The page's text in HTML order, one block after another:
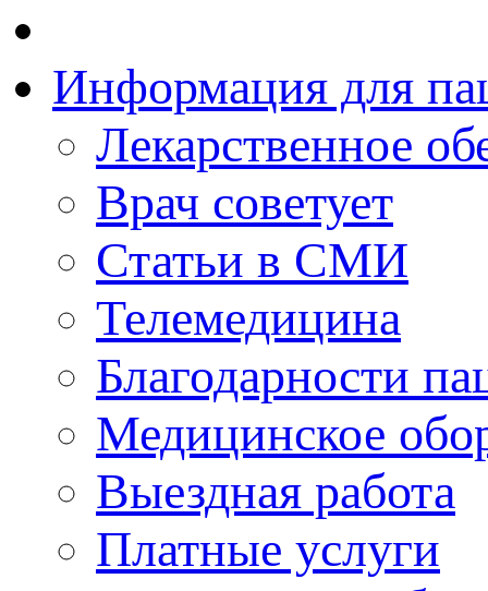
Информация для
Лекарственное
Врач советует
Статьи в СМИ
Телемедицина
Благодарности
Медицинское
Выездная работа
Платные услуги